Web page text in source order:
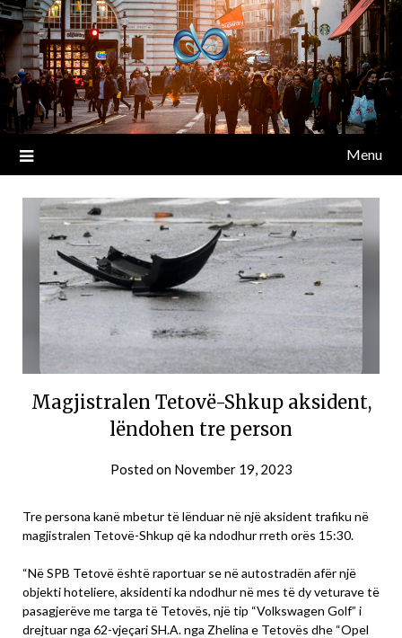
Menu
Magjistralen Tetovë-Shkup aksident,
lëndohen tre person
Posted on November 19, 2023
Tre persona kanë mbetur të lënduar në një aksident trafiku në
magjistralen Tetovë-Shkup që ka ndodhur rreth orës 15:30.
“Në SPB Tetovë është raportuar se në autostradën afër një
objekti hoteliere, aksidenti ka ndodhur në mes të dy veturave të
pasagjerëve me targa të Tetovës, një tip “Volkswagen Golf” i
drejtuar nga 62-vjeçari SH.A. nga Zhelina e Tetovës dhe “Opel